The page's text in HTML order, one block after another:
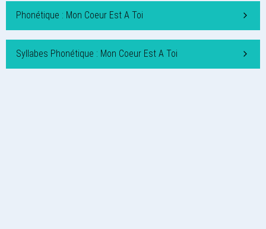
Phonétique : Mon Coeur Est A Toi
Syllabes Phonétique : Mon Coeur Est A Toi